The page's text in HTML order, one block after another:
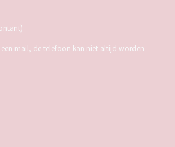
een mail, de telefoon kan niet altijd worden